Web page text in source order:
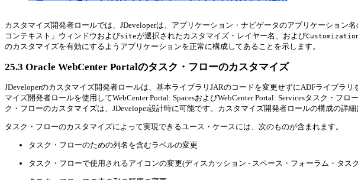
カスタマイズ開発者ロールでは、JDeveloperは、アプリケーション・ナビゲータのアプリケーション
コンテキスト」ウィンドウおよびsiteが選択されたカスタマイズ・レイヤー名、および
のカスタマイズを有効にするようアプリケーションを正常に構成してあることを示します。
25.3 Oracle WebCenter Portalのタスク・フローのカスタマイズ
JDeveloperのカスタマイズ開発者ロールは、基本ライブラリJARのコードを変更せずにADFライブラ
マイズ開発者ロールを使用してWebCenter Portal: SpacesおよびWebCenter Portal: Servicesタスク・
ク・フローのカスタマイズは、JDeveloper設計時に可能です。カスタマイズ開発者ロールの構成の詳細
タスク・フローのカスタマイズによって実現できるユース・ケースには、次のものが含まれます。
タスク・フローのための列名を含むラベルの変更
タスク・フローで使用されるアイコンの変更(ディスカッション - スペース・フォーラム・タ